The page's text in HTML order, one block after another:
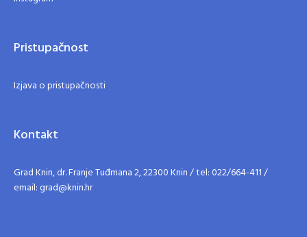
Pristupačnost
Izjava o pristupačnosti
Kontakt
Grad Knin, dr. Franje Tuđmana 2, 22300 Knin / tel: 022/664-411 /
email: grad@knin.hr